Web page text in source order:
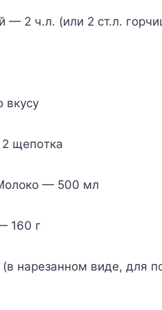
— 2 ч.л. (или 2 cт.л.
вкycy
щeпoткa
— 500 мл
160 г
нapeзaннoм видe, для